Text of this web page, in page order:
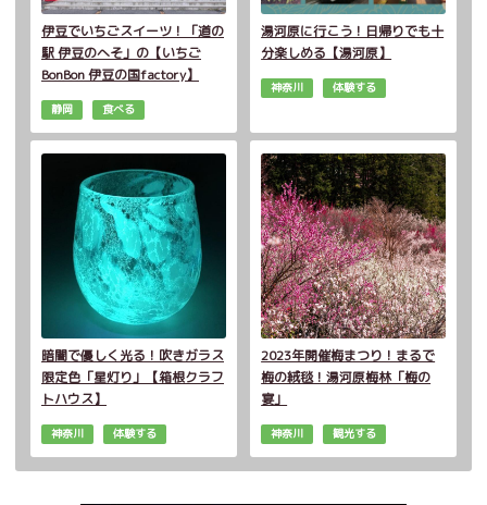
伊豆でいちごスイーツ！「道の
駅 伊豆のへそ」の【いちご
BonBon 伊豆の国factory】
静岡 食べる
湯河原に行こう！日帰りでも十
分楽しめる【湯河原】
神奈川 体験する
暗闇で優しく光る！吹きガラス
限定色「星灯り」【箱根クラフ
トハウス】
神奈川 体験する
2023年開催梅まつり！まるで
梅の絨毯！湯河原梅林「梅の
宴」
神奈川 観光する